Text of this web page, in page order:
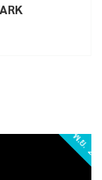
2 พ.ย.